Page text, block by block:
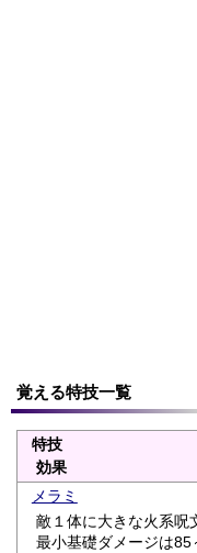
覚える特技一覧
特技
効果
メラミ
敵１体に大きな火系呪
最小基礎ダメージは85